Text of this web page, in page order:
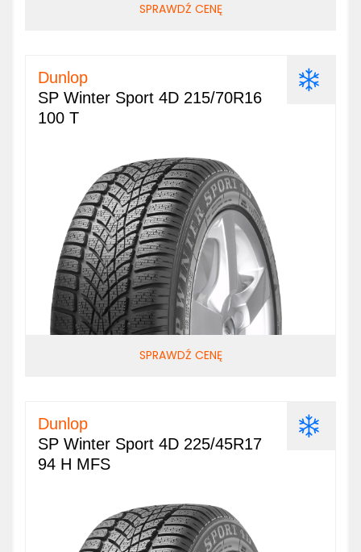
SPRAWDŹ CENĘ
Dunlop
SP Winter Sport 4D 215/70R16
100 T
SPRAWDŹ CENĘ
Dunlop
SP Winter Sport 4D 225/45R17
94 H MFS